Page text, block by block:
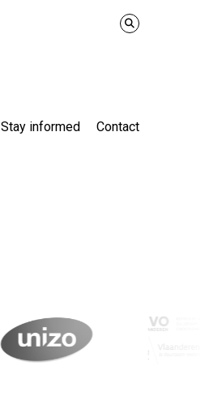
Stay informed Contact